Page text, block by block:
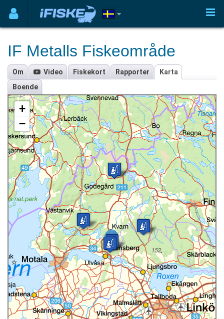
IF Metalls Fiskeområde
Om Video Fiskekort Rapporter
Karta
Boende
+
−